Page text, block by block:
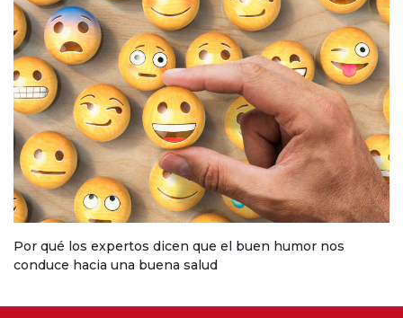
Por qué los expertos dicen que el buen humor nos
conduce hacia una buena salud